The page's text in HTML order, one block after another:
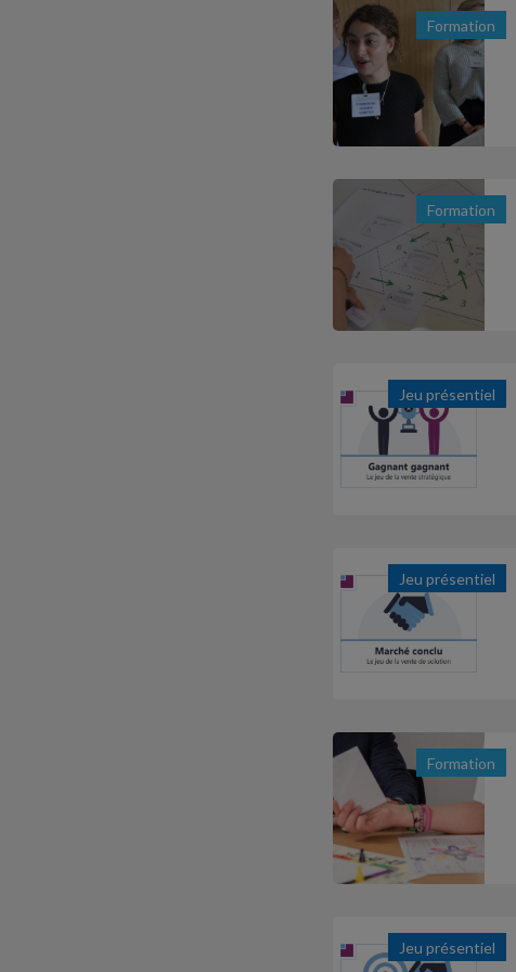
Formation
Formation
Jeu présentiel
Jeu présentiel
Formation
Jeu présentiel